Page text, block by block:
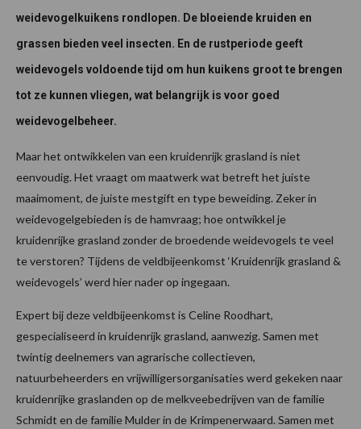
weidevogelkuikens rondlopen. De bloeiende kruiden en
grassen bieden veel insecten. En de rustperiode geeft
weidevogels voldoende tijd om hun kuikens groot te brengen
tot ze kunnen vliegen, wat belangrijk is voor goed
weidevogelbeheer.
Maar het ontwikkelen van een kruidenrijk grasland is niet
eenvoudig. Het vraagt om maatwerk wat betreft het juiste
maaimoment, de juiste mestgift en type beweiding. Zeker in
weidevogelgebieden is de hamvraag; hoe ontwikkel je
kruidenrijke grasland zonder de broedende weidevogels te veel
te verstoren? Tijdens de veldbijeenkomst ‘Kruidenrijk grasland &
weidevogels’ werd hier nader op ingegaan.
Expert bij deze veldbijeenkomst is Celine Roodhart,
gespecialiseerd in kruidenrijk grasland, aanwezig. Samen met
twintig deelnemers van agrarische collectieven,
natuurbeheerders en vrijwilligersorganisaties werd gekeken naar
kruidenrijke graslanden op de melkveebedrijven van de familie
Schmidt en de familie Mulder in de Krimpenerwaard. Samen met